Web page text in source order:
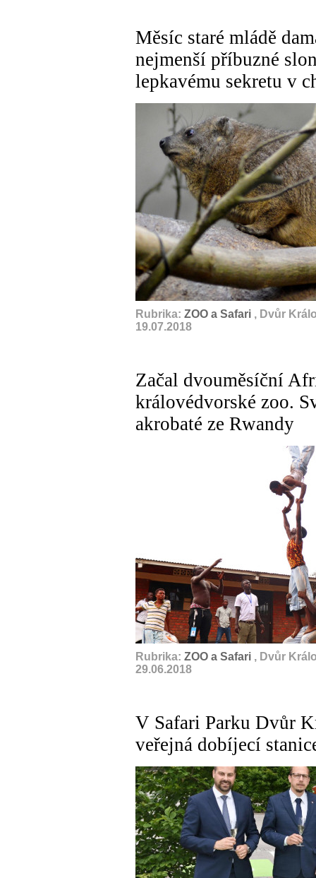
Měsíc staré mládě
nejmenší příbuzné
lepkavému sekretu v
Rubrika: ZOO a Safari , Dvůr
19.07.2018
Začal dvouměsíční
královédvorské zoo.
akrobaté ze Rwandy
Rubrika: ZOO a Safari , Dvůr
29.06.2018
V Safari Parku Dvůr
veřejná dobíjecí